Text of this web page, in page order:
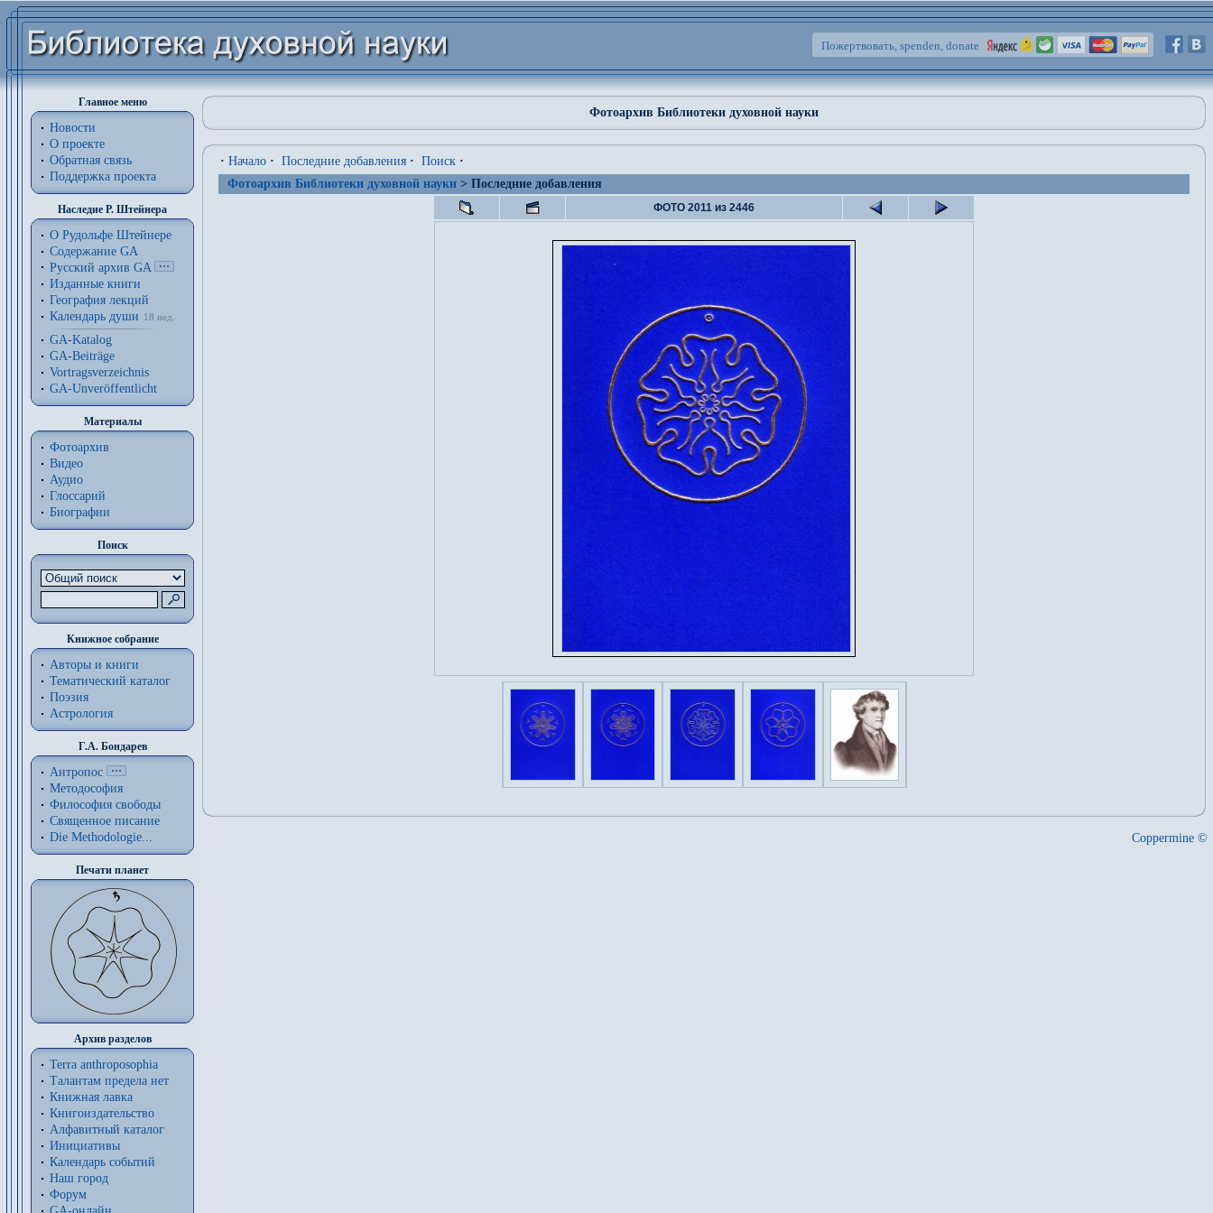
Пожертвовать, spenden, donate
Главное меню
Новости
О проекте
Обратная связь
Поддержка проекта
Наследие Р. Штейнера
О Рудольфе Штейнере
Содержание GA
Русский архив GA
Изданные книги
География лекций
Календарь души
18 нед.
GA-Katalog
GA-Beiträge
Vortragsverzeichnis
GA-Unveröffentlicht
Материалы
Фотоархив
Видео
Аудио
Глоссарий
Биографии
Поиск
Книжное собрание
Авторы и книги
Тематический каталог
Поэзия
Астрология
Г.А. Бондарев
Антропос
Методософия
Философия cвободы
Священное писание
Die Methodologie...
Печати планет
Архив разделов
Terra anthroposophia
Талантам предела нет
Книжная лавка
Книгоиздательство
Алфавитный каталог
Инициативы
Календарь событий
Наш город
Форум
Фотоархив Библиотеки духовной науки
· Начало · Последние добавления · Поиск ·
Фотоархив Библиотеки духовной науки > Последние добавления
ФОТО 2011 из 2446
Coppermine ©